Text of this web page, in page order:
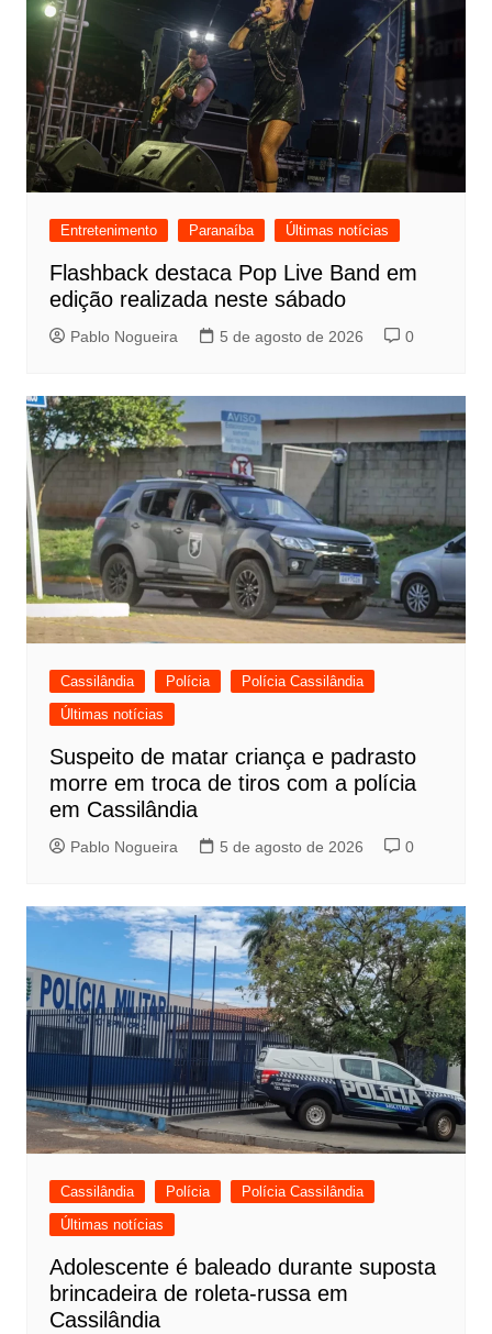
Entretenimento Paranaíba Últimas notícias
Flashback destaca Pop Live Band em
edição realizada neste sábado
Pablo Nogueira 5 de agosto de 2026 0
Cassilândia Polícia
Polícia Cassilândia
Últimas notícias
Suspeito de matar criança e padrasto
morre em troca de tiros com a polícia
em Cassilândia
Pablo Nogueira 5 de agosto de 2026 0
Cassilândia Polícia
Polícia Cassilândia
Últimas notícias
Adolescente é baleado durante suposta
brincadeira de roleta-russa em
Cassilândia